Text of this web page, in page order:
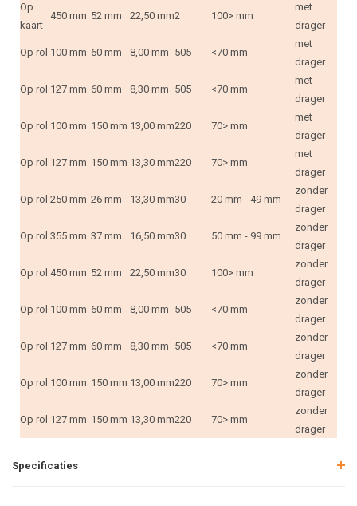
Op
kaart
450 mm 52 mm 22,50 mm2 100> mm
met
drager
Op rol 100 mm 60 mm 8,00 mm 505 <70 mm
met
drager
Op rol 127 mm 60 mm 8,30 mm 505 <70 mm
met
drager
Op rol 100 mm 150 mm 13,00 mm220 70> mm
met
drager
Op rol 127 mm 150 mm 13,30 mm220 70> mm
met
drager
Op rol 250 mm 26 mm 13,30 mm30 20 mm - 49 mm
zonder
drager
Op rol 355 mm 37 mm 16,50 mm30 50 mm - 99 mm
zonder
drager
Op rol 450 mm 52 mm 22,50 mm30 100> mm
zonder
drager
Op rol 100 mm 60 mm 8,00 mm 505 <70 mm
zonder
drager
Op rol 127 mm 60 mm 8,30 mm 505 <70 mm
zonder
drager
Op rol 100 mm 150 mm 13,00 mm220 70> mm
zonder
drager
Op rol 127 mm 150 mm 13,30 mm220 70> mm
zonder
drager
Specificaties